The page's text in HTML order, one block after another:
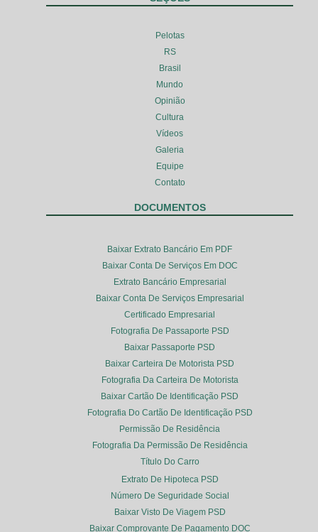
Pelotas
RS
Brasil
Mundo
Opinião
Cultura
Vídeos
Galeria
Equipe
Contato
DOCUMENTOS
Baixar Extrato Bancário Em PDF
Baixar Conta De Serviços Em DOC
Extrato Bancário Empresarial
Baixar Conta De Serviços Empresarial
Certificado Empresarial
Fotografia De Passaporte PSD
Baixar Passaporte PSD
Baixar Carteira De Motorista PSD
Fotografia Da Carteira De Motorista
Baixar Cartão De Identificação PSD
Fotografia Do Cartão De Identificação PSD
Permissão De Residência
Fotografia Da Permissão De Residência
Título Do Carro
Extrato De Hipoteca PSD
Número De Seguridade Social
Baixar Visto De Viagem PSD
Baixar Comprovante De Pagamento DOC